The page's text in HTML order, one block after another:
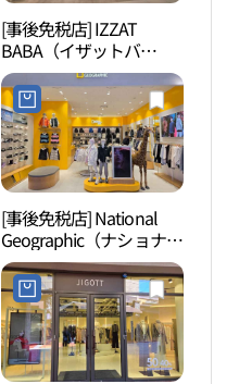
[事後免税店] IZZAT
BABA（イザットバ
バ）・ロッテプレミアム
アウトレットキフン（器
興）店(더아이잗 롯데프
리미엄아울렛 기흥점)
[事後免税店] National
Geographic（ナショナル
ジオグラフィック）・ロ
ッテプレミアムアウトレ
ットキフン（器興）店
(내셔널지오그래픽키즈
롯데프리미엄아울렛 기
흥점)